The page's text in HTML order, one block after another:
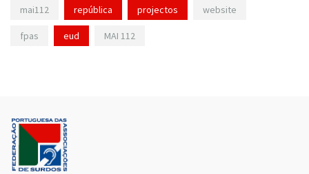
mai112 república projectos website
fpas eud MAI 112